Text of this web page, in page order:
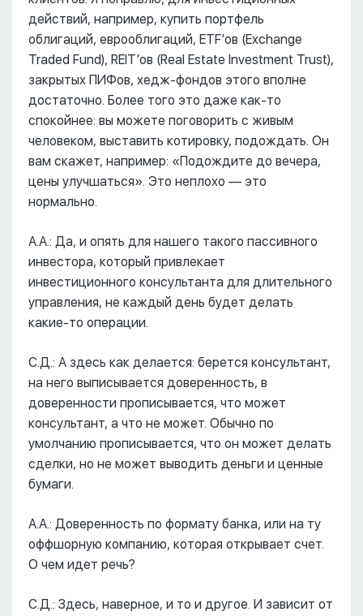
действий, например, купить портфель
облигаций, еврооблигаций, ETF’ов (Exchange
Traded Fund), REIT’ов (Real Estate Investment Trust),
закрытых ПИФов, хедж-фондов этого вполне
достаточно. Более того это даже как-то
спокойнее: вы можете поговорить с живым
человеком, выставить котировку, подождать. Он
вам скажет, например: «Подождите до вечера,
цены улучшаться». Это неплохо –– это
нормально.
А.А.: Да, и опять для нашего такого пассивного
инвестора, который привлекает
инвестиционного консультанта для длительного
управления, не каждый день будет делать
какие-то операции.
С.Д.: А здесь как делается: берется консультант,
на него выписывается доверенность, в
доверенности прописывается, что может
консультант, а что не может. Обычно по
умолчанию прописывается, что он может делать
сделки, но не может выводить деньги и ценные
бумаги.
А.А.: Доверенность по формату банка, или на ту
оффшорную компанию, которая открывает счет.
О чем идет речь?
С.Д.: Здесь, наверное, и то и другое. И зависит от